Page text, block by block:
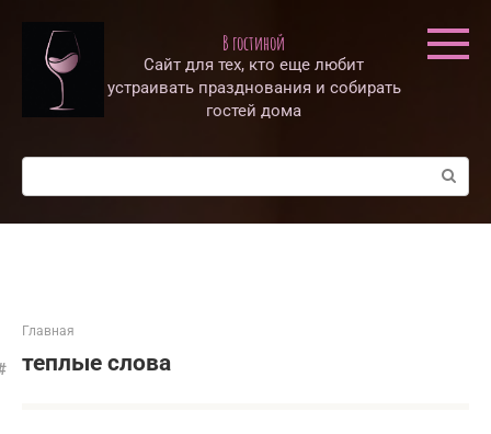
контенту
В гостиной
Сайт для тех, кто еще любит
устраивать празднования и собирать
гостей дома
Поиск:
Главная
теплые слова